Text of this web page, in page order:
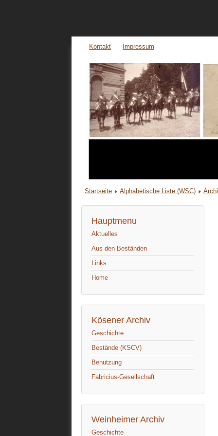
Kontakt Impressum
Startseite Alphabetische Liste (WSC)
Hauptmenu
Aktuelles
Aus den Beständen
Links
Home
Kösener Archiv
Geschichte
Bestände (KSCV)
Benutzung
Fabricius-Gesellschaft
Weinheimer Archiv
Geschichte